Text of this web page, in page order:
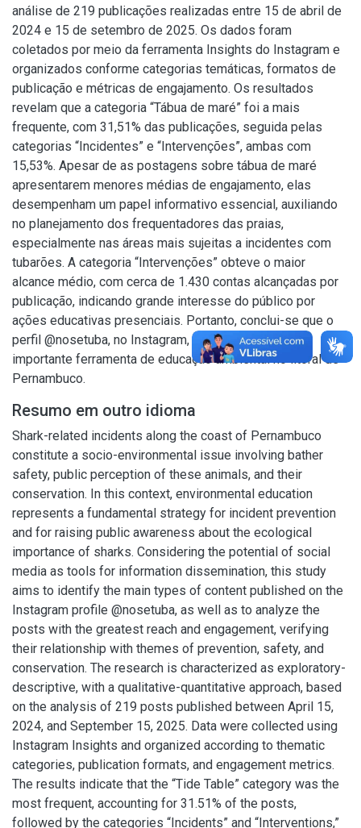
análise de 219 publicações realizadas entre 15 de abril de
2024 e 15 de setembro de 2025. Os dados foram
coletados por meio da ferramenta Insights do Instagram e
organizados conforme categorias temáticas, formatos de
publicação e métricas de engajamento. Os resultados
revelam que a categoria “Tábua de maré” foi a mais
frequente, com 31,51% das publicações, seguida pelas
categorias “Incidentes” e “Intervenções”, ambas com
15,53%. Apesar de as postagens sobre tábua de maré
apresentarem menores médias de engajamento, elas
desempenham um papel informativo essencial, auxiliando
no planejamento dos frequentadores das praias,
especialmente nas áreas mais sujeitas a incidentes com
tubarões. A categoria “Intervenções” obteve o maior
alcance médio, com cerca de 1.430 contas alcançadas por
publicação, indicando grande interesse do público por
ações educativas presenciais. Portanto, conclui-se que o
perfil @nosetuba, no Instagram, serve como uma
importante ferramenta de educação ambiental no litoral de
Pernambuco.
Resumo em outro idioma
Shark-related incidents along the coast of Pernambuco
constitute a socio-environmental issue involving bather
safety, public perception of these animals, and their
conservation. In this context, environmental education
represents a fundamental strategy for incident prevention
and for raising public awareness about the ecological
importance of sharks. Considering the potential of social
media as tools for information dissemination, this study
aims to identify the main types of content published on the
Instagram profile @nosetuba, as well as to analyze the
posts with the greatest reach and engagement, verifying
their relationship with themes of prevention, safety, and
conservation. The research is characterized as exploratory-
descriptive, with a qualitative-quantitative approach, based
on the analysis of 219 posts published between April 15,
2024, and September 15, 2025. Data were collected using
Instagram Insights and organized according to thematic
categories, publication formats, and engagement metrics.
The results indicate that the “Tide Table” category was the
most frequent, accounting for 31.51% of the posts,
followed by the categories “Incidents” and “Interventions,”